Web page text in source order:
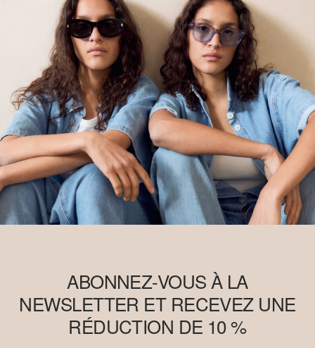
ABONNEZ-VOUS À LA
NEWSLETTER ET RECEVEZ UNE
RÉDUCTION DE 10 %